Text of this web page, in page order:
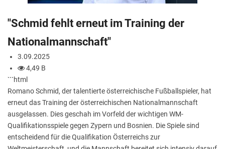
"Schmid fehlt erneut im Training der
Nationalmannschaft"
3.09.2025
4,49 B
```html
Romano Schmid, der talentierte österreichische Fußballspieler, hat
erneut das Training der österreichischen Nationalmannschaft
ausgelassen. Dies geschah im Vorfeld der wichtigen WM-
Qualifikationsspiele gegen Zypern und Bosnien. Die Spiele sind
entscheidend für die Qualifikation Österreichs zur